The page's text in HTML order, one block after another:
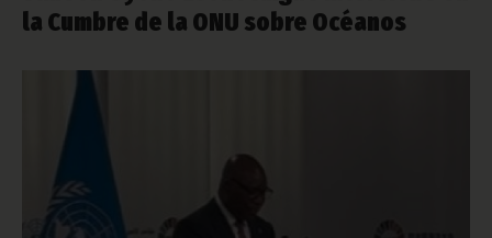
la Cumbre de la ONU sobre Océanos